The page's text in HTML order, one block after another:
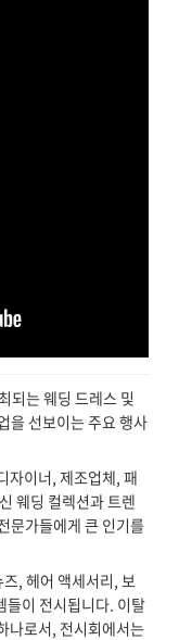
는 웨딩 드레스 및
을 선보이는 주요 행사
자이너, 제조업체, 패
웨딩 컬렉션과 트렌
문가들에게 큰 인기를
, 헤어 액세서리, 보
들이 전시됩니다. 이탈
나로서, 전시회에서는